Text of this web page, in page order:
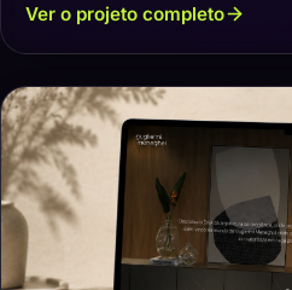
Ver o projeto completo